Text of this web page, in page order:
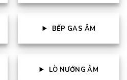
BẾP GAS ÂM
LÒ NƯỚNG ÂM